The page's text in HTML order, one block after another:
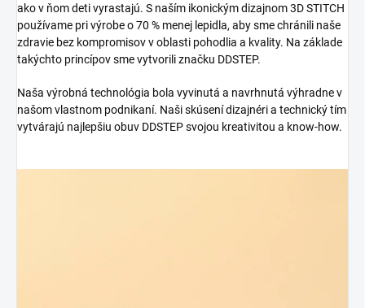
ako v ňom deti vyrastajú. S naším ikonickým dizajnom 3D STITCH
používame pri výrobe o 70 % menej lepidla, aby sme chránili naše
zdravie bez kompromisov v oblasti pohodlia a kvality. Na základe
takýchto princípov sme vytvorili značku DDSTEP.
Naša výrobná technológia bola vyvinutá a navrhnutá výhradne v
našom vlastnom podnikaní. Naši skúsení dizajnéri a technický tím
vytvárajú najlepšiu obuv DDSTEP svojou kreativitou a know-how.